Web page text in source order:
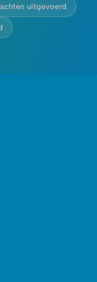
uitgevoerd